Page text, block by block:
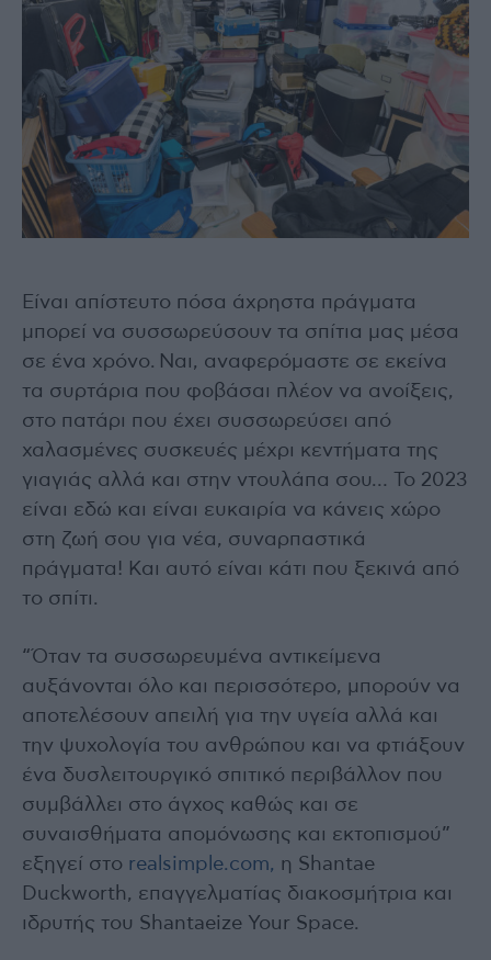
Είναι απίστευτο πόσα άχρηστα πράγματα
μπορεί να συσσωρεύσουν τα σπίτια μας μέσα
σε ένα χρόνο. Ναι, αναφερόμαστε σε εκείνα
τα συρτάρια που φοβάσαι πλέον να ανοίξεις,
στο πατάρι που έχει συσσωρεύσει από
χαλασμένες συσκευές μέχρι κεντήματα της
γιαγιάς αλλά και στην ντουλάπα σου… Το 2023
είναι εδώ και είναι ευκαιρία να κάνεις χώρο
στη ζωή σου για νέα, συναρπαστικά
πράγματα! Και αυτό είναι κάτι που ξεκινά από
το σπίτι.
“Όταν τα συσσωρευμένα αντικείμενα
αυξάνονται όλο και περισσότερο, μπορούν να
αποτελέσουν απειλή για την υγεία αλλά και
την ψυχολογία του ανθρώπου και να φτιάξουν
ένα δυσλειτουργικό σπιτικό περιβάλλον που
συμβάλλει στο άγχος καθώς και σε
συναισθήματα απομόνωσης και εκτοπισμού”
εξηγεί στο realsimple.com, η Shantae
Duckworth, επαγγελματίας διακοσμήτρια και
ιδρυτής του Shantaeize Your Space.